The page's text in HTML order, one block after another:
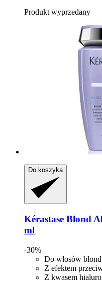
Produkt wyprzedany
Do koszyka
Kérastase Blond
ml
-30%
Do włosów
Z efektem
Z kwasem